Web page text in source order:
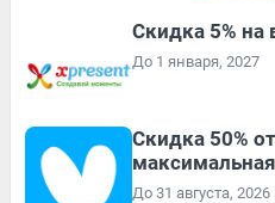
Скидка 5% на
До 1 января, 2027
Скидка 50%
До 31 августа, 2026